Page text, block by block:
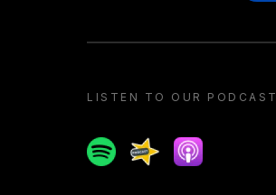
LISTEN TO OUR PODCAST
SpotifySpreakerApple podcast